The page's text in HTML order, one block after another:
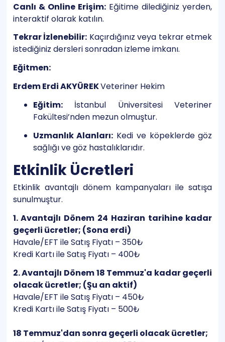
Canlı & Online Erişim: Eğitime dilediğiniz yerden,
interaktif olarak katılın.
Tekrar İzlenebilir: Kaçırdığınız veya tekrar etmek
istediğiniz dersleri sonradan izleme imkanı.
Eğitmen:
Erdem Erdi AKYÜREKVeteriner Hekim
Eğitim:İstanbul Üniversitesi Veteriner
Fakültesi’nden mezun olmuştur.
Uzmanlık Alanları: Kedi ve köpeklerde göz
sağlığı ve göz hastalıklarıdır.
Etkinlik Ücretleri
Etkinlik avantajlı dönem kampanyaları ile satışa
sunulmuştur.
1. Avantajlı Dönem 24 Haziran tarihine kadar
geçerli ücretler; (Sona erdi)
Havale/EFT ile Satış Fiyatı – 350₺
Kredi Kartı ile Satış Fiyatı – 400₺
2. Avantajlı Dönem 18 Temmuz'a kadar geçerli
olacak ücretler; (Şu an aktif)
Havale/EFT ile Satış Fiyatı – 450₺
Kredi Kartı ile Satış Fiyatı – 500₺
18 Temmuz'dan sonra geçerli olacak ücretler;